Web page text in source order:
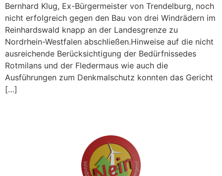
Bernhard Klug, Ex-Bürgermeister von Trendelburg, noch
nicht erfolgreich gegen den Bau von drei Windrädern im
Reinhardswald knapp an der Landesgrenze zu
Nordrhein-Westfalen abschließen.Hinweise auf die nicht
ausreichende Berücksichtigung der Bedürfnissedes
Rotmilans und der Fledermaus wie auch die
Ausführungen zum Denkmalschutz konnten das Gericht
[…]